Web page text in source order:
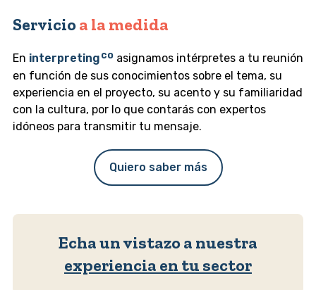
Servicioa la medida
En interpreting
asignamos intérpretes a tu reunión
en función de sus conocimientos sobre el tema, su
experiencia en el proyecto, su acento y su familiaridad
con la cultura, por lo que contarás con expertos
idóneos para transmitir tu mensaje.
Quiero saber más
Echa un vistazo a nuestra
experiencia en tu sector